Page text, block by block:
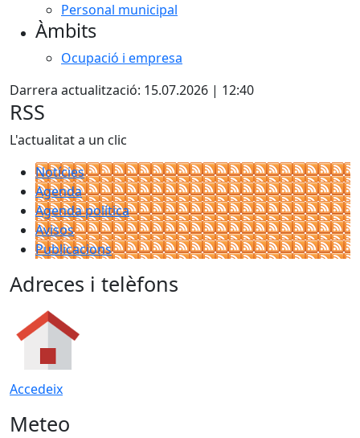
Personal municipal
Àmbits
Ocupació i empresa
Darrera actualització: 15.07.2026 | 12:40
RSS
L'actualitat a un clic
Notícies
Agenda
Agenda política
Avisos
Publicacions
Adreces i telèfons
Accedeix
Meteo